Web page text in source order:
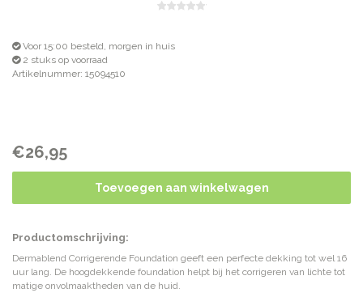
Voor 15:00 besteld, morgen in huis
2 stuks op voorraad
Artikelnummer: 15094510
€26,95
Toevoegen aan winkelwagen
Productomschrijving:
Dermablend Corrigerende Foundation geeft een perfecte dekking tot wel 16
uur lang. De hoogdekkende foundation helpt bij het corrigeren van lichte tot
matige onvolmaaktheden van de huid.